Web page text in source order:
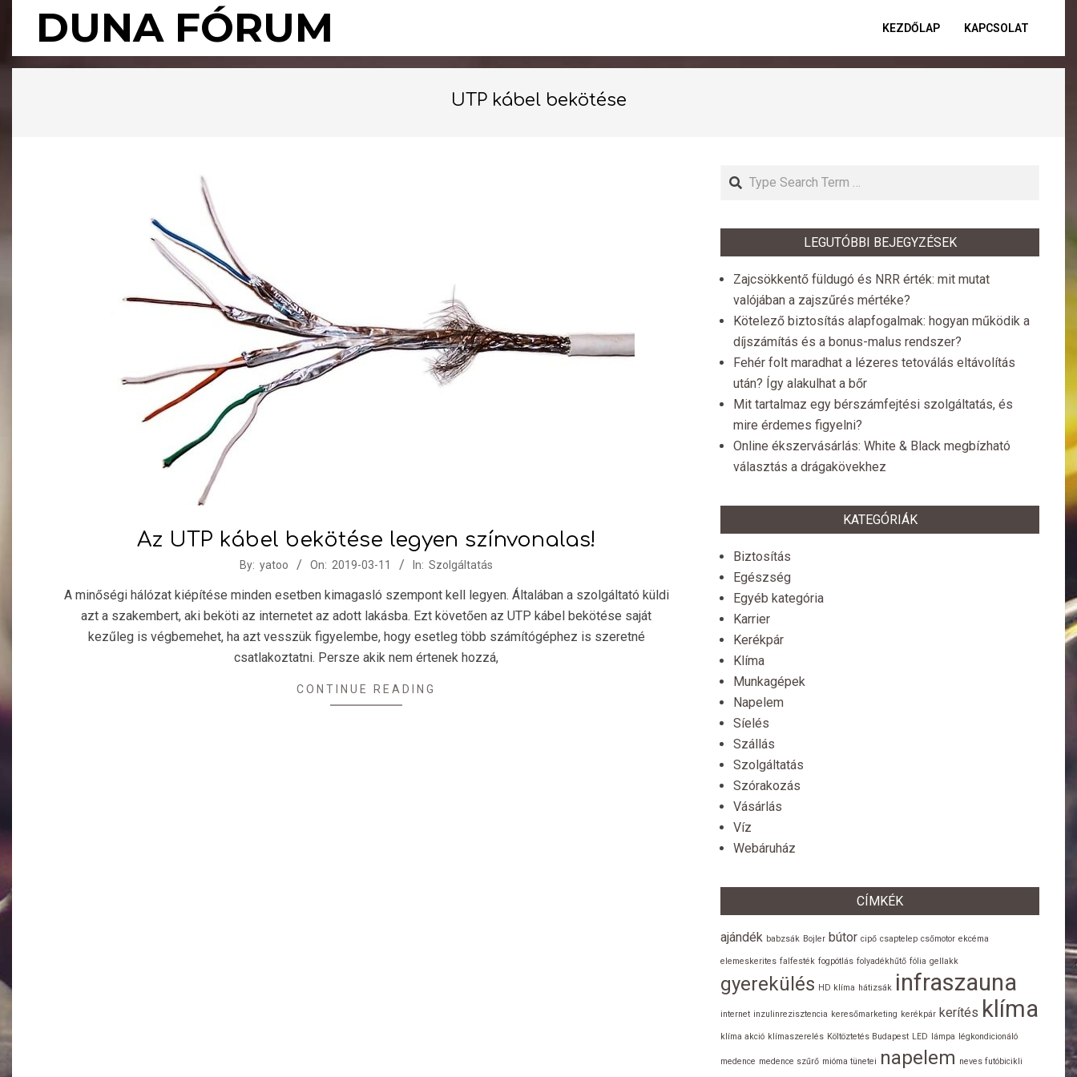
DUNA FÓRUM KEZDŐLAP KAPCSOLAT
UTP kábel bekötése
Az UTP kábel bekötése legyen színvonalas!
11
By: yatoo On: 2019-03-11 In: Szolgáltatás
A minőségi hálózat kiépítése minden esetben kimagasló szempont kell legyen. Általában a szolgáltató küldi
azt a szakembert, aki beköti az internetet az adott lakásba. Ezt követően az UTP kábel bekötése saját
kezűleg is végbemehet, ha azt vesszük figyelembe, hogy esetleg több számítógéphez is szeretné
csatlakoztatni. Persze akik nem értenek hozzá,
CONTINUE READING
Search
LEGUTÓBBI BEJEGYZÉSEK
Zajcsökkentő füldugó és NRR érték: mit mutat
valójában a zajszűrés mértéke?
Kötelező biztosítás alapfogalmak: hogyan működik a
díjszámítás és a bonus-malus rendszer?
Fehér folt maradhat a lézeres tetoválás eltávolítás
után? Így alakulhat a bőr
Mit tartalmaz egy bérszámfejtési szolgáltatás, és
mire érdemes figyelni?
Online ékszervásárlás: White & Black megbízható
választás a drágakövekhez
KATEGÓRIÁK
Biztosítás
Egészség
Egyéb kategória
Karrier
Kerékpár
Klíma
Munkagépek
Napelem
Síelés
Szállás
Szolgáltatás
Szórakozás
Vásárlás
Víz
Webáruház
CÍMKÉK
ajándék babzsák Bojler bútor cipő csaptelep csőmotor ekcéma
elemeskerites falfesték fogpótlás folyadékhűtő fólia gellakk
gyerekülés HD klíma hátizsák infraszauna
internet inzulinrezisztencia keresőmarketing kerékpár kerítés klíma
klíma akció klímaszerelés Költöztetés Budapest LED lámpa légkondicionáló
medence medence szűrő mióma tünetei napelem neves futóbicikli